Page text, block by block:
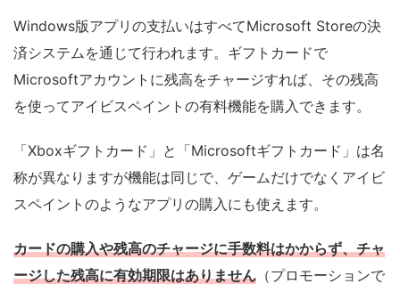
Windows版アプリの支払いはすべてMicrosoft Storeの決
済システムを通じて行われます。ギフトカードで
Microsoftアカウントに残高をチャージすれば、その残高
を使ってアイビスペイントの有料機能を購入できます。
「Xboxギフトカード」と「Microsoftギフトカード」は名
称が異なりますが機能は同じで、ゲームだけでなくアイビ
スペイントのようなアプリの購入にも使えます。
カードの購入や残高のチャージに手数料はかからず、チャ
ージした残高に有効期限はありません （プロモーションで